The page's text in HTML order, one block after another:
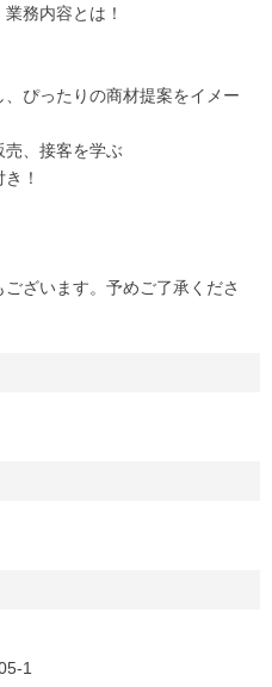
務内容とは！
、ぴったりの商材提案をイメー
売、接客を学ぶ
！
ざいます。予めご了承くださ
1